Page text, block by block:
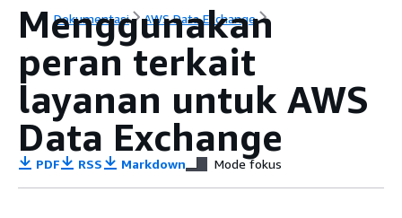
Dokumentasi AWS Data Exchange
Menggunakan
peran terkait
layanan untuk AWS
Data Exchange
PDF RSS Markdown Mode fokus